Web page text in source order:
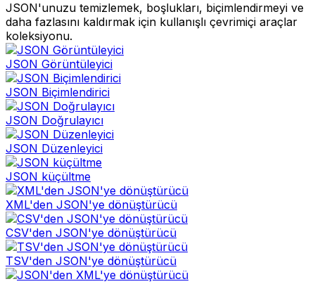
JSON'unuzu temizlemek, boşlukları, biçimlendirmeyi ve
daha fazlasını kaldırmak için kullanışlı çevrimiçi araçlar
koleksiyonu.
JSON Görüntüleyici
JSON Biçimlendirici
JSON Doğrulayıcı
JSON Düzenleyici
JSON küçültme
XML'den JSON'ye dönüştürücü
CSV'den JSON'ye dönüştürücü
TSV'den JSON'ye dönüştürücü